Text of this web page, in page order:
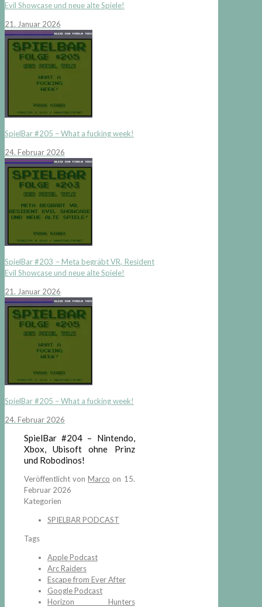
Evil Showcase und neue alte Spiele!
21. Januar 2026
SpielBar #205 – What a fucking week!
24. Februar 2026
SpielBar #203 – Meta begräbt VR, Resident
Evil Showcase und neue alte Spiele!
21. Januar 2026
SpielBar #205 – What a fucking week!
24. Februar 2026
SpielBar #204 – Nintendo,
Xbox, Ubisoft ohne Prinz
und Robodinos!
Veröffentlicht von Marco on 15.
Februar 2026
Kategorien
SPIELBAR PODCAST
Tags
Apple Podcast
Arc Raiders
Escape from Ever After
Google Podcast
Horizon Hunters